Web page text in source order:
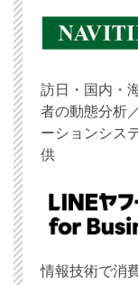
訪日・国内・
者の動態分析
ーションシス
供
情報技術で消